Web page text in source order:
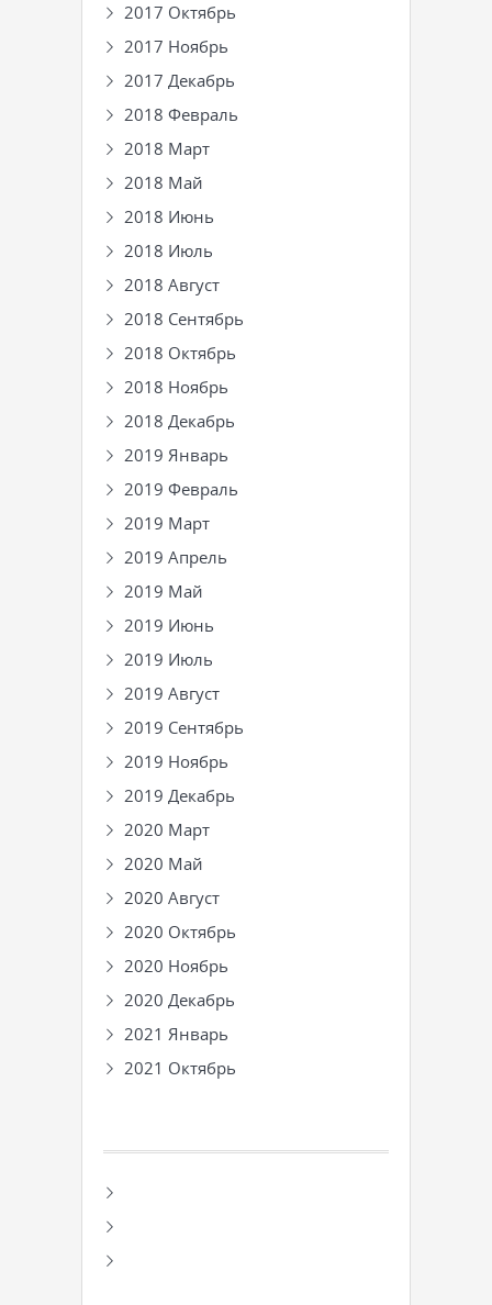
2017 Октябрь
2017 Ноябрь
2017 Декабрь
2018 Февраль
2018 Март
2018 Май
2018 Июнь
2018 Июль
2018 Август
2018 Сентябрь
2018 Октябрь
2018 Ноябрь
2018 Декабрь
2019 Январь
2019 Февраль
2019 Март
2019 Апрель
2019 Май
2019 Июнь
2019 Июль
2019 Август
2019 Сентябрь
2019 Ноябрь
2019 Декабрь
2020 Март
2020 Май
2020 Август
2020 Октябрь
2020 Ноябрь
2020 Декабрь
2021 Январь
2021 Октябрь